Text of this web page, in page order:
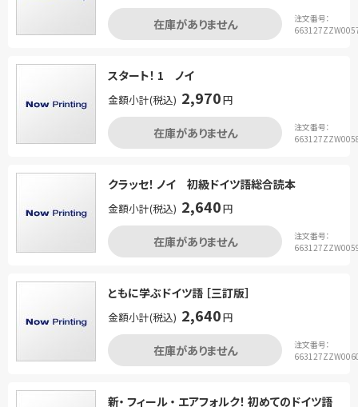
在庫がありません
注文番号：
スタート！ 1 ノイ
金額小計(税込) 2,970円
在庫がありません
注文番号：
クラッセ！ ノイ 初級ドイツ語総合読本
金額小計(税込) 2,640円
在庫がありません
注文番号：
ともに学ぶドイツ語 ［三訂版］
金額小計(税込) 2,640円
在庫がありません
注文番号：
新・ フィール ・ エアフォルク！ 初めてのドイツ語